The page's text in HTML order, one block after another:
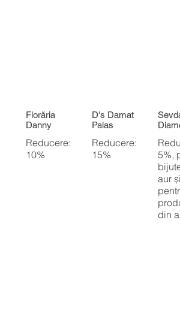
Florăria
Danny
Reducere:
10%
D's Damat
Palas
Reducere:
15%
5%,
aur
din